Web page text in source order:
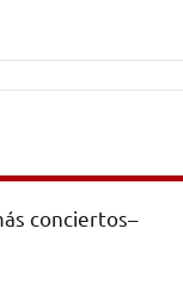
conciertos–